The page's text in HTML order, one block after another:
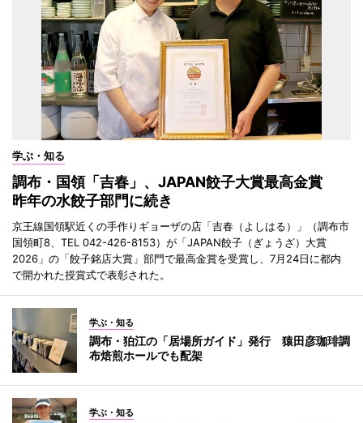
学ぶ・知る
調布・国領「吉春」、JAPAN餃子大賞最高金賞
昨年の水餃子部門に続き
京王線国領駅近くの手作りギョーザの店「吉春（よしはる）」（調布市
国領町8、TEL 042-426-8153）が「JAPAN餃子（ぎょうざ）大賞
2026」の「餃子銘店大賞」部門で最高金賞を受賞し、7月24日に都内
で開かれた授賞式で表彰された。
学ぶ・知る
調布・狛江の「居場所ガイド」発行 猿田彦珈琲調
布焙煎ホールでも配架
学ぶ・知る